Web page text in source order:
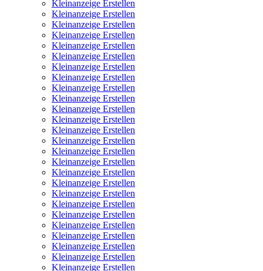
Kleinanzeige Erstellen
Kleinanzeige Erstellen
Kleinanzeige Erstellen
Kleinanzeige Erstellen
Kleinanzeige Erstellen
Kleinanzeige Erstellen
Kleinanzeige Erstellen
Kleinanzeige Erstellen
Kleinanzeige Erstellen
Kleinanzeige Erstellen
Kleinanzeige Erstellen
Kleinanzeige Erstellen
Kleinanzeige Erstellen
Kleinanzeige Erstellen
Kleinanzeige Erstellen
Kleinanzeige Erstellen
Kleinanzeige Erstellen
Kleinanzeige Erstellen
Kleinanzeige Erstellen
Kleinanzeige Erstellen
Kleinanzeige Erstellen
Kleinanzeige Erstellen
Kleinanzeige Erstellen
Kleinanzeige Erstellen
Kleinanzeige Erstellen
Kleinanzeige Erstellen